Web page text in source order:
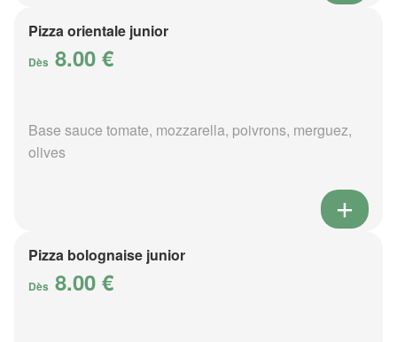
Pizza orientale junior
Dès 8.00 €
Base sauce tomate, mozzarella, poivrons, merguez,
olives
Pizza bolognaise junior
Dès 8.00 €